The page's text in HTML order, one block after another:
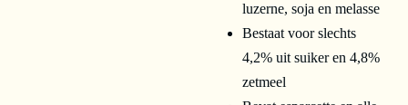
luzerne, soja en melasse
Bestaat voor slechts
4,2% uit suiker en 4,8%
zetmeel